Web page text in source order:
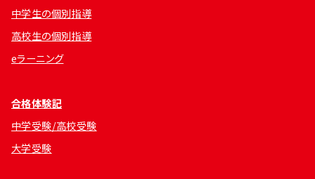
中学生の個別指導
高校生の個別指導
eラーニング
合格体験記
中学受験/高校受験
大学受験